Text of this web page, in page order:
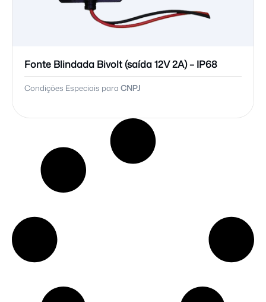
Fonte Blindada Bivolt (saída 12V 2A) – IP68
Condições Especiais para CNPJ